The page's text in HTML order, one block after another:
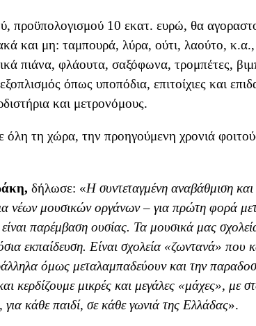
προϋπολογισμού 10 εκατ. ευρώ, θα
και μη: ταμπουρά, λύρα, ούτι, λαούτο,
πιάνα, φλάουτα, σαξόφωνα, τρομπέτες,
όπως υποπόδια, επιτοίχιες και
και μετρονόμους.
τη χώρα, την προηγούμενη χρονιά
δήλωσε: «Η συντεταγμένη αναβάθμιση
νέων μουσικών οργάνων – για πρώτη φορά
παρέμβαση ουσίας. Τα μουσικά μας
εκπαίδευση. Είναι σχολεία «ζωντανά» που
όμως μεταλαμπαδεύουν και την
κερδίζουμε μικρές και μεγάλες «μάχες», με
κάθε παιδί, σε κάθε γωνιά της Ελλάδας».